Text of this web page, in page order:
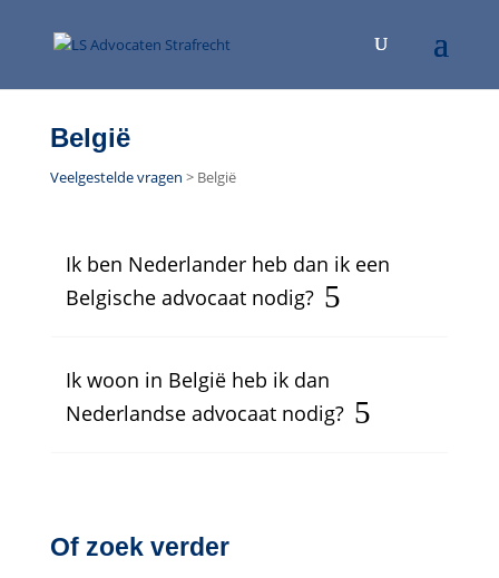
België
Veelgestelde vragen > België
Ik ben Nederlander heb dan ik een
Belgische advocaat nodig?
Ik woon in België heb ik dan
Nederlandse advocaat nodig?
Of zoek verder